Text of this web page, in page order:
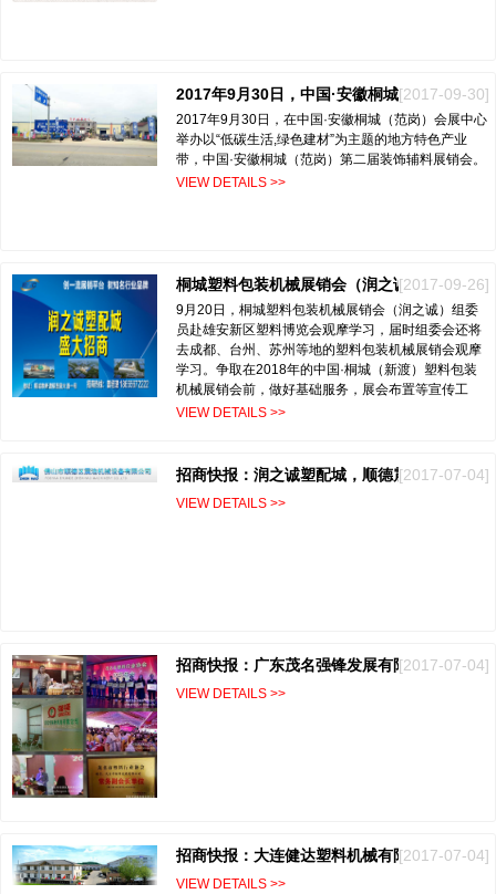
2017年9月30日，中国·安徽桐城（范岗）第二届装饰辅料展销会
[2017-09-30]
2017年9月30日，在中国·安徽桐城（范岗）会展中心
举办以“低碳生活,绿色建材”为主题的地方特色产业
带，中国·安徽桐城（范岗）第二届装饰辅料展销会。
VIEW DETAILS >>
桐城塑料包装机械展销会（润之诚）组委员赴雄安新区塑料博览会观摩学习
[2017-09-26]
9月20日，桐城塑料包装机械展销会（润之诚）组委
员赴雄安新区塑料博览会观摩学习，届时组委会还将
去成都、台州、苏州等地的塑料包装机械展销会观摩
学习。争取在2018年的中国·桐城（新渡）塑料包装
机械展销会前，做好基础服务，展会布置等宣传工
作，以及参展商与参观客户的对接工作，努力提…
VIEW DETAILS >>
招商快报：润之诚塑配城，顺德震浩机械设备有限公司震撼登场
[2017-07-04]
VIEW DETAILS >>
招商快报：广东茂名强锋发展有限公司率行入驻润之诚塑配城
[2017-07-04]
VIEW DETAILS >>
招商快报：大连健达塑料机械有限公司强势入驻润之诚塑配城
[2017-07-04]
VIEW DETAILS >>